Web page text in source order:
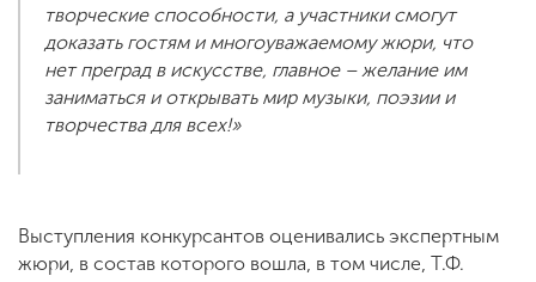
творческие способности, а участники смогут
доказать гостям и многоуважаемому жюри, что
нет преград в искусстве, главное – желание им
заниматься и открывать мир музыки, поэзии и
творчества для всех!»
Выступления конкурсантов оценивались экспертным
жюри, в состав которого вошла, в том числе, Т.Ф.